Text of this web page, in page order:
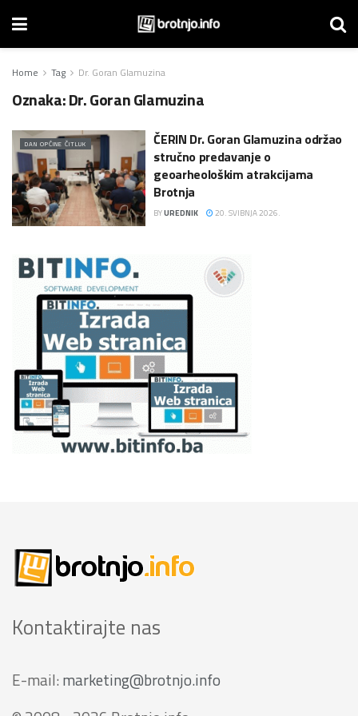
Home Tag Dr. Goran Glamuzina
Oznaka:Dr. Goran Glamuzina
DAN OPĆINE ČITLUK
ČERIN Dr. Goran Glamuzina održao
stručno predavanje o
geoarheološkim atrakcijama
Brotnja
BYUREDNIK 20. SVIBNJA 2026.
Kontaktirajte nas
E-mail: marketing@brotnjo.info